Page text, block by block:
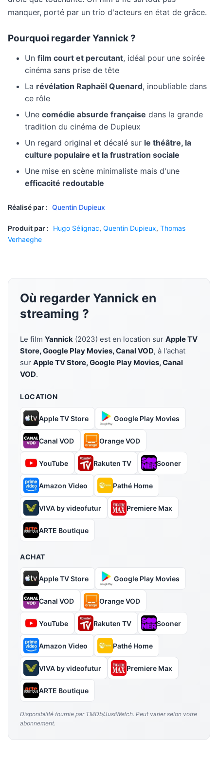
manquer, porté par un trio d'acteurs en état de grâce.
Pourquoi regarder Yannick ?
Un film court et percutant, idéal pour une soirée
cinéma sans prise de tête
La révélation Raphaël Quenard, inoubliable dans
ce rôle
Une comédie absurde française dans la grande
tradition du cinéma de Dupieux
Un regard original et décalé sur le théâtre, la
culture populaire et la frustration sociale
Une mise en scène minimaliste mais d'une
efficacité redoutable
Réalisé par : Quentin Dupieux
Produit par : Hugo Sélignac, Quentin Dupieux, Thomas
Verhaeghe
Où regarder Yannick en
streaming ?
Le film Yannick (2023) est en location sur Apple TV
Store, Google Play Movies, Canal VOD, à l'achat
sur Apple TV Store, Google Play Movies, Canal
VOD.
LOCATION
Apple TV Store Google Play Movies
Canal VOD Orange VOD
YouTube Rakuten TV Sooner
Amazon Video Pathé Home
VIVA by videofutur Premiere Max
ARTE Boutique
ACHAT
Apple TV Store Google Play Movies
Canal VOD Orange VOD
YouTube Rakuten TV Sooner
Amazon Video Pathé Home
VIVA by videofutur Premiere Max
ARTE Boutique
Disponibilité fournie par TMDb/JustWatch. Peut varier selon votre
abonnement.